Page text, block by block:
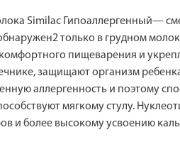
Similac Гипоаллергенный—
только в грудном
пищеварения и
защищают организм
аллергенность и поэтому
мягкому стулу.
и более высокому усвоению